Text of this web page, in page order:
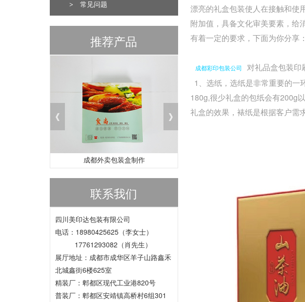
> 常见问题
推荐产品
成都外卖包装盒制作
联系我们
四川美印达包装有限公司
电话：18980425625（李女士）
17761293082（肖先生）
展厅地址：成都市成华区羊子山路鑫禾
北城鑫街6楼625室
精装厂：郫都区现代工业港820号
普装厂：郫都区安靖镇高桥村6组301
漂亮的礼盒包装使人在接触和使
附加值，具备文化审美要素，给
有着一定的要求，下面为你分享
成都彩印包装公司
对礼品盒包装印
1、选纸，选纸是非常重要的一
180g,很少礼盒的包纸会有200g
礼盒的效果，裱纸是根据客户需